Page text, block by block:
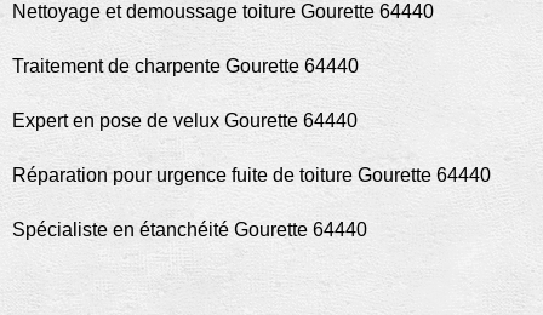
Nettoyage et demoussage toiture Gourette 64440
Traitement de charpente Gourette 64440
Expert en pose de velux Gourette 64440
Réparation pour urgence fuite de toiture Gourette 64440
Spécialiste en étanchéité Gourette 64440